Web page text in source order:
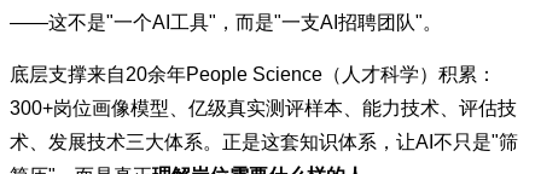
——这不是"一个AI工具"，而是"一支AI招聘团队"。
底层支撑来自20余年People Science（人才科学）积累：
300+岗位画像模型、亿级真实测评样本、能力技术、评估技
术、发展技术三大体系。正是这套知识体系，让AI不只是"筛